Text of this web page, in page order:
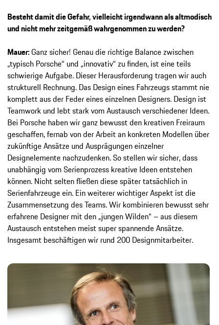
Besteht damit die Gefahr, vielleicht irgendwann als altmodisch
und nicht mehr zeitgemäß wahrgenommen zu werden?
Mauer:Ganz sicher! Genau die richtige Balance zwischen
„typisch Porsche“ und „innovativ“ zu finden, ist eine teils
schwierige Aufgabe. Dieser Herausforderung tragen wir auch
strukturell Rechnung. Das Design eines Fahrzeugs stammt nie
komplett aus der Feder eines einzelnen Designers. Design ist
Teamwork und lebt stark vom Austausch verschiedener Ideen.
Bei Porsche haben wir ganz bewusst den kreativen Freiraum
geschaffen, fernab von der Arbeit an konkreten Modellen über
zukünftige Ansätze und Ausprägungen einzelner
Designelemente nachzudenken. So stellen wir sicher, dass
unabhängig vom Serienprozess kreative Ideen entstehen
können. Nicht selten fließen diese später tatsächlich in
Serienfahrzeuge ein. Ein weiterer wichtiger Aspekt ist die
Zusammensetzung des Teams. Wir kombinieren bewusst sehr
erfahrene Designer mit den „jungen Wilden“ – aus diesem
Austausch entstehen meist super spannende Ansätze.
Insgesamt beschäftigen wir rund 200 Designmitarbeiter.